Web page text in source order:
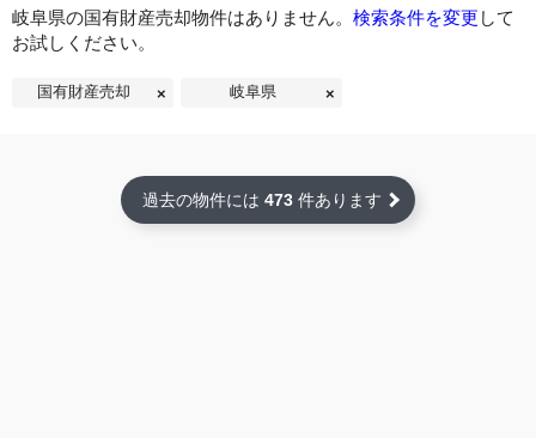
岐阜県の国有財産売却物件はありません。 検索条件を変更 して
お試しください。
国有財産売却 岐阜県
過去の物件には 473 件あります